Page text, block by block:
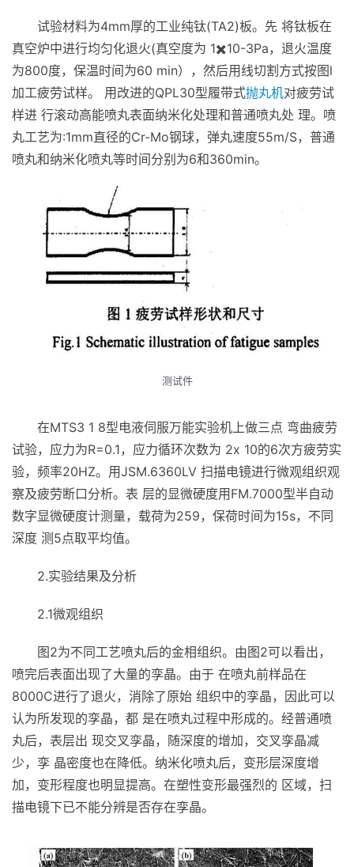
试验材料为4mm厚的工业纯钛(TA2)板。先 将钛板在
真空炉中进行均匀化退火(真空度为 1✖️10-3Pa，退火温度
为800度，保温时间为60 min），然后用线切割方式按图l
加工疲劳试样。 用改进的QPL30型履带式抛丸机对疲劳试
样进 行滚动高能喷丸表面纳米化处理和普通喷丸处 理。喷
丸工艺为:1mm直径的Cr-Mo钢球，弹丸速度55m/S，普通
喷丸和纳米化喷丸等时间分别为6和360min。
测试件
在MTS3 1 8型电液伺服万能实验机上做三点 弯曲疲劳
试验，应力为R=0.1，应力循环次数为 2x 10的6次方疲劳实
验，频率20HZ。用JSM.6360LV 扫描电镜进行微观组织观
察及疲劳断口分析。表 层的显微硬度用FM.7000型半自动
数字显微硬度计测量，载荷为259，保荷时间为15s，不同
深度 测5点取平均值。
2.实验结果及分析
2.1微观组织
图2为不同工艺喷丸后的金相组织。由图2可以看出，
喷完后表面出现了大量的孪晶。由于 在喷丸前样品在
8000C进行了退火，消除了原始 组织中的孪晶，因此可以
认为所发现的孪晶，都 是在喷丸过程中形成的。经普通喷
丸后，表层出 现交叉孪晶，随深度的增加，交叉孪晶减
少，孪 晶密度也在降低。纳米化喷丸后，变形层深度增
加，变形程度也明显提高。在塑性变形最强烈的 区域，扫
描电镜下已不能分辨是否存在孪晶。